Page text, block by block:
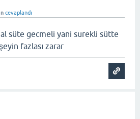
cevaplandı
süte gecmeli yani surekli sütte
fazlası zarar